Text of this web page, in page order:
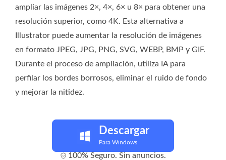
ampliar las imágenes 2×, 4×, 6× u 8× para obtener una
resolución superior, como 4K. Esta alternativa a
Illustrator puede aumentar la resolución de imágenes
en formato JPEG, JPG, PNG, SVG, WEBP, BMP y GIF.
Durante el proceso de ampliación, utiliza IA para
perfilar los bordes borrosos, eliminar el ruido de fondo
y mejorar la nitidez.
Descargar
Para Windows
100% Seguro. Sin anuncios.